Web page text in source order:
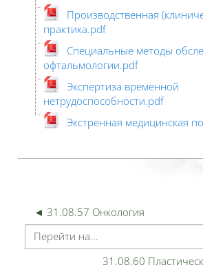
Производственная
практика.pdf
Специальные методы
офтальмологии.pdf
Экспертиза временной
нетрудоспособности.pdf
Экстренная медицинская
◄ 31.08.57 Онкология
на...
31.08.60